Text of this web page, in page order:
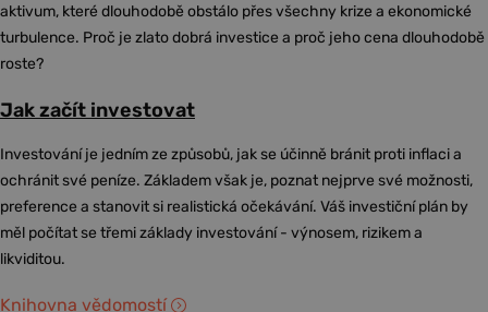
aktivum, které dlouhodobě obstálo přes všechny krize a ekonomické
turbulence. Proč je zlato dobrá investice a proč jeho cena dlouhodobě
roste?
Jak začít investovat
Investování je jedním ze způsobů, jak se účinně bránit proti inflaci a
ochránit své peníze. Základem však je, poznat nejprve své možnosti,
preference a stanovit si realistická očekávání. Váš investiční plán by
měl počítat se třemi základy investování - výnosem, rizikem a
likviditou.
Knihovna vědomostí